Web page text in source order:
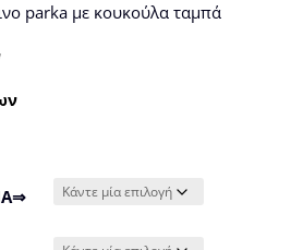
parka με κουκούλα ταμπά